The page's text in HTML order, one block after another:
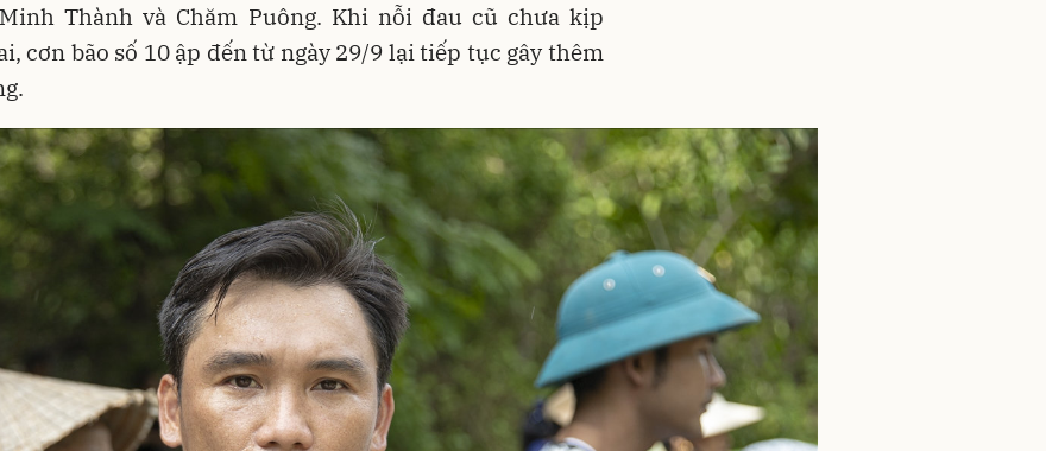
Thành và Chăm Puông. Khi nỗi đau cũ chưa kịp
cơn bão số 10 ập đến từ ngày 29/9 lại tiếp tục gây thêm